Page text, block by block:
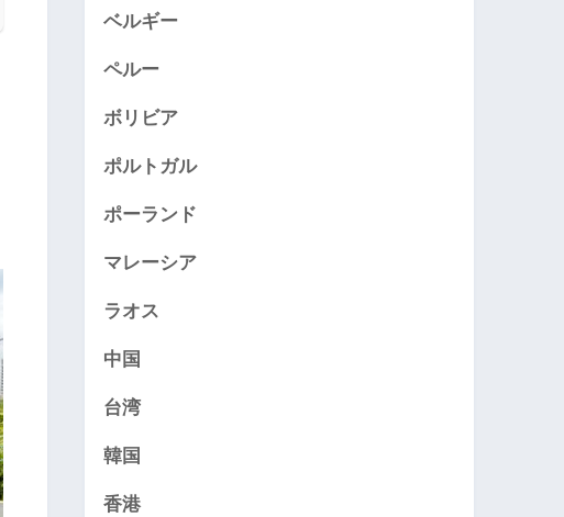
ベルギー
ペルー
ボリビア
ポルトガル
ポーランド
マレーシア
ラオス
中国
台湾
韓国
香港